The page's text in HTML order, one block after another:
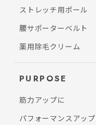
ストレッチ用ポール
腰サポーターベルト
薬用除毛クリーム
PURPOSE
筋力アップに
パフォーマンスアッ